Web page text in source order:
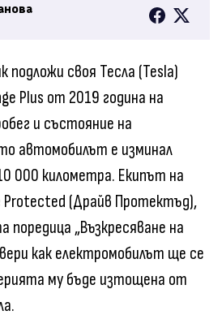
подложи своя Тесла (Tesla)
Plus от 2019 година на
и състояние на
автомобилът е изминал
000 километра. Екипът на
Protected (Драйв Протектъд),
поредица „Възкресяване на
как електромобилът ще се
му бъде изтощена от